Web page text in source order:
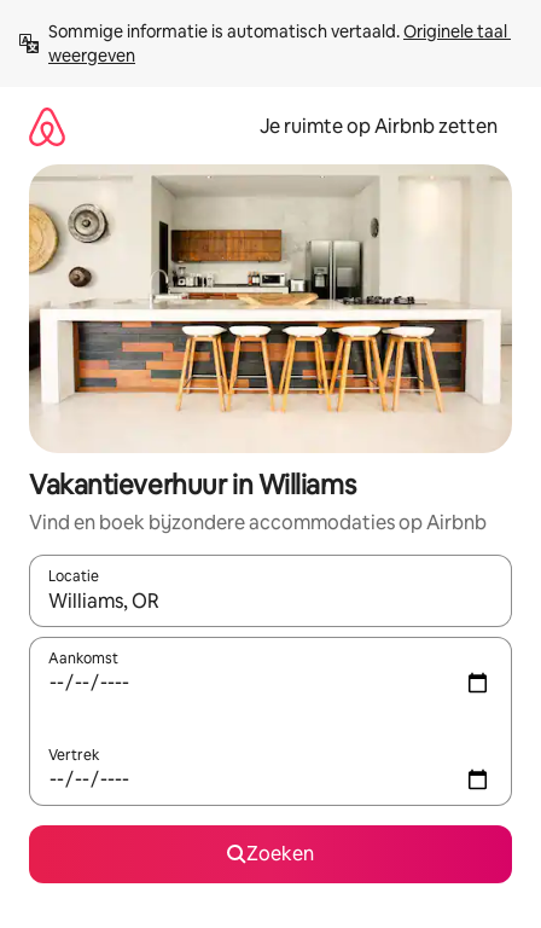
direct
naar
Sommige informatie is automatisch vertaald. Originele taal
weergeven
Je ruimte op Airbnb zetten
Vakantieverhuur in Williams
Vind en boek bijzondere accommodaties op Airbnb
Locatie
Wanneer er suggesties beschikbaar zijn, maak je een keuze
Aankomst
Vertrek
Zoeken